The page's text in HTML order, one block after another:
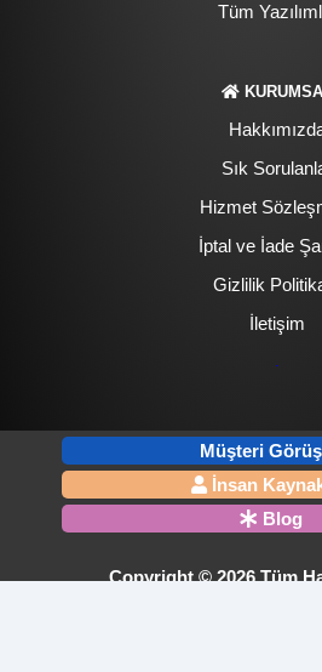
Tüm
Sık
Hizmet
İptal ve İade
Gizlilik
İletişim
.
Müşteri
İnsan
Blog
Copyright © 2026 Tüm